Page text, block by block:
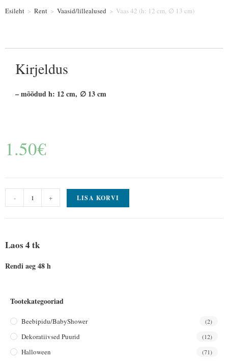
Esileht > Rent > Vaasid/lillealused > Vaas 42 (h: 12 cm, ∅ 13 cm)
Kirjeldus
– mõõdud h: 12 cm, ∅ 13 cm
1.50€
- + LISA KORVI
Laos 4 tk
Rendi aeg 48 h
Tootekategooriad
Beebipidu/BabyShower (2)
Dekoratiivsed Puurid (12)
Halloween (71)